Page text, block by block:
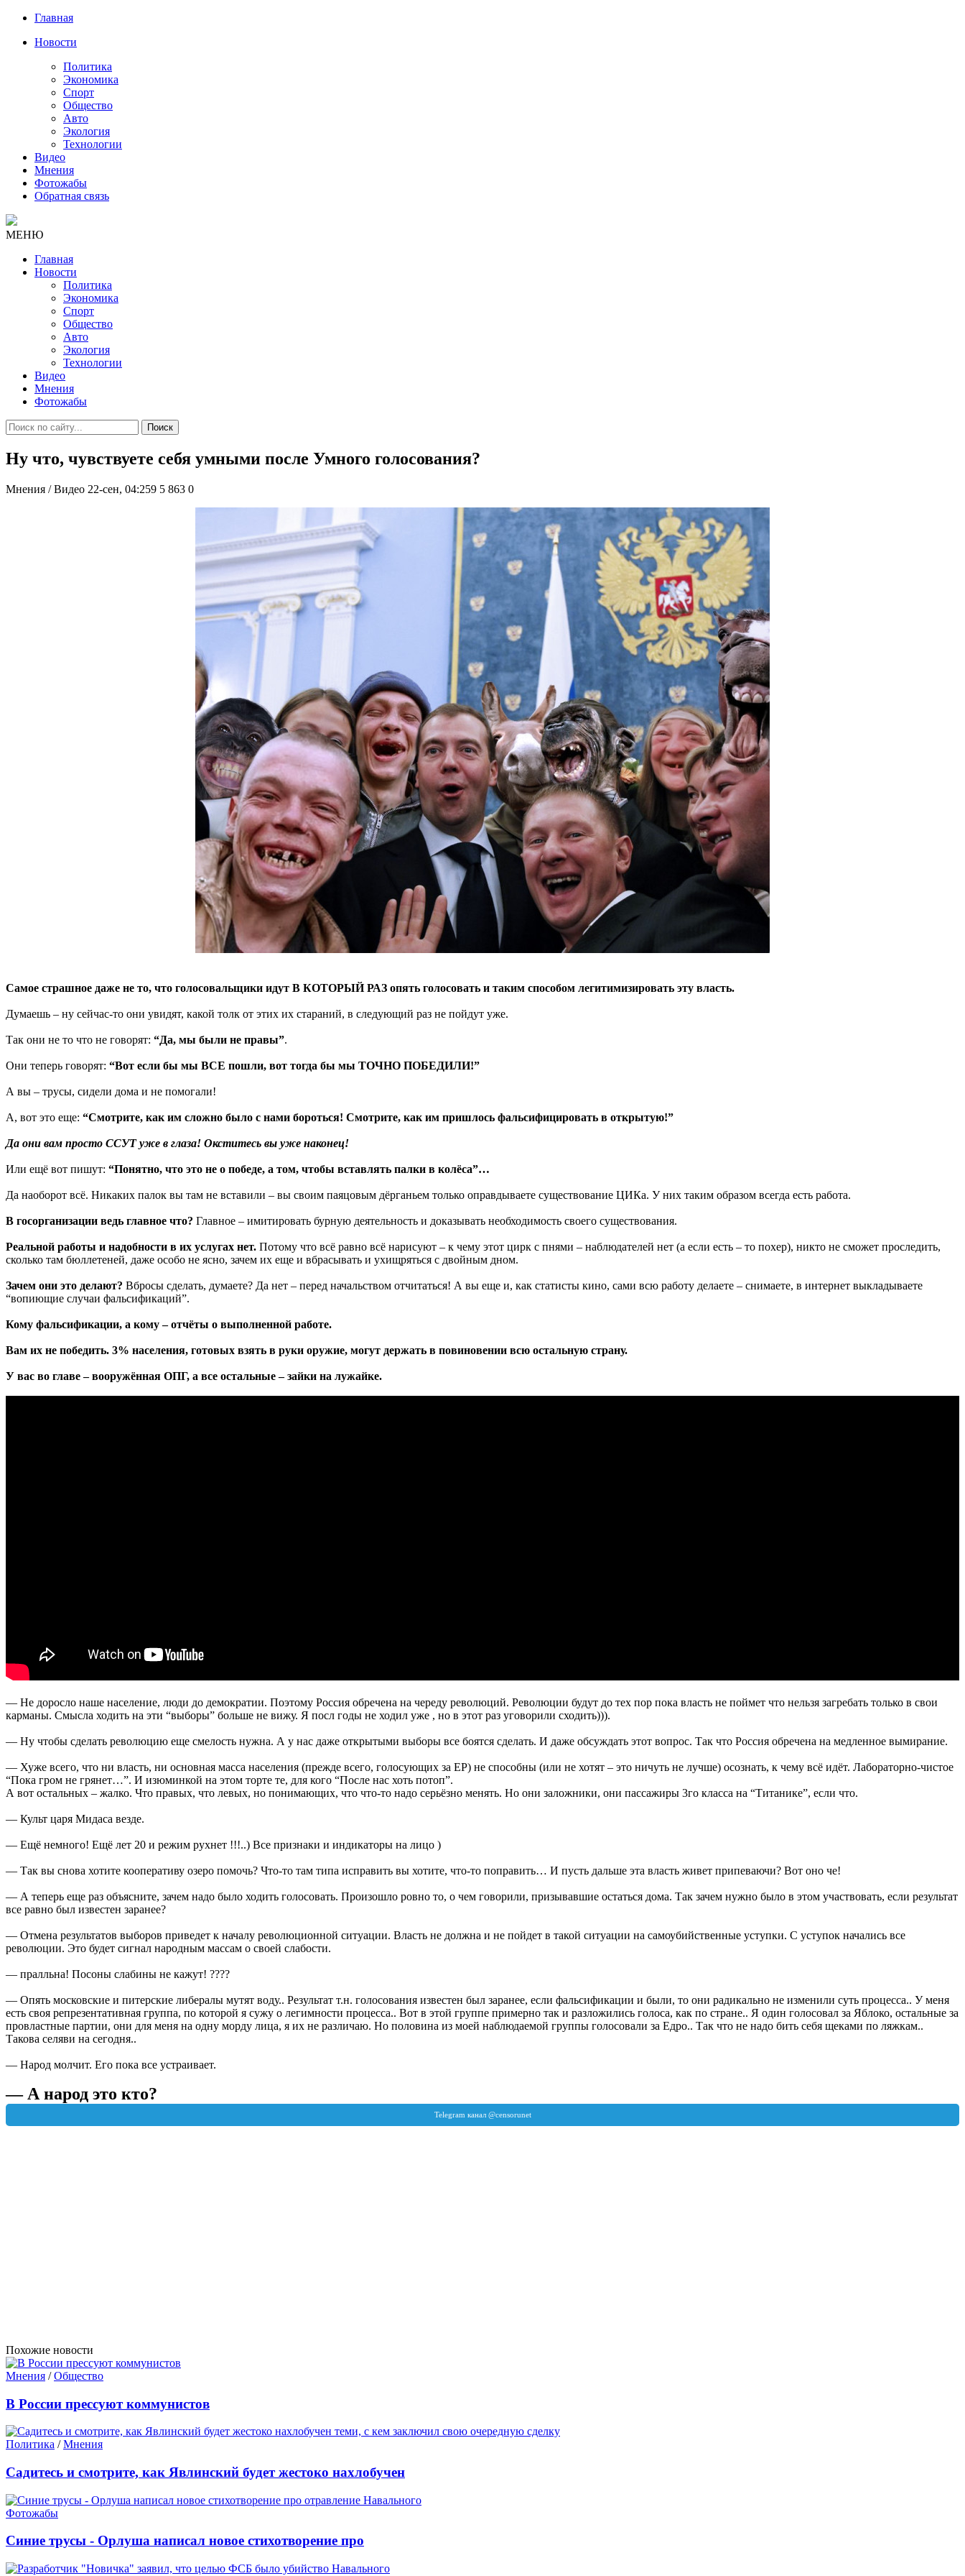
Главная
Новости
Политика
Экономика
Спорт
Общество
Авто
Экология
Технологии
Видео
Мнения
Фотожабы
Обратная связь
МЕНЮ
Главная
Новости
Политика
Экономика
Спорт
Общество
Авто
Экология
Технологии
Видео
Мнения
Фотожабы
Поиск
Ну что, чувствуете себя умными после Умного голосования?
Мнения / Видео 22-сен, 04:259 5 863 0
Самое страшное даже не то, что голосовальщики идут В КОТОРЫЙ РАЗ опять голосовать и таким способом легитимизировать эту власть.
Думаешь – ну сейчас-то они увидят, какой толк от этих их стараний, в следующий раз не пойдут уже.
Так они не то что не говорят: “Да, мы были не правы”.
Они теперь говорят: “Вот если бы мы ВСЕ пошли, вот тогда бы мы ТОЧНО ПОБЕДИЛИ!”
А вы – трусы, сидели дома и не помогали!
А, вот это еще: “Смотрите, как им сложно было с нами бороться! Смотрите, как им пришлось фальсифицировать в открытую!”
Да они вам просто ССУТ уже в глаза! Окститесь вы уже наконец!
Или ещё вот пишут: “Понятно, что это не о победе, а том, чтобы вставлять палки в колёса”…
Да наоборот всё. Никаких палок вы там не вставили – вы своим паяцовым дёрганьем только оправдываете существование ЦИКа. У них таким образом всегда есть работа.
В госорганизации ведь главное что? Главное – имитировать бурную деятельность и доказывать необходимость своего существования.
Реальной работы и надобности в их услугах нет. Потому что всё равно всё нарисуют – к чему этот цирк с пнями – наблюдателей нет (а если есть – то похер), никто не сможет проследить,
сколько там бюллетеней, даже особо не ясно, зачем их еще и вбрасывать и ухищряться с двойным дном.
Зачем они это делают? Вбросы сделать, думаете? Да нет – перед начальством отчитаться! А вы еще и, как статисты кино, сами всю работу делаете – снимаете, в интернет выкладываете
“вопиющие случаи фальсификаций”.
Кому фальсификации, а кому – отчёты о выполненной работе.
Вам их не победить. 3% населения, готовых взять в руки оружие, могут держать в повиновении всю остальную страну.
У вас во главе – вооружённая ОПГ, а все остальные – зайки на лужайке.
— Не доросло наше население, люди до демократии. Поэтому Россия обречена на череду революций. Революции будут до тех пор пока власть не поймет что нельзя загребать только в свои
карманы. Смысла ходить на эти “выборы” больше не вижу. Я посл годы не ходил уже , но в этот раз уговорили сходить))).
— Ну чтобы сделать революцию еще смелость нужна. А у нас даже открытыми выборы все боятся сделать. И даже обсуждать этот вопрос. Так что Россия обречена на медленное вымирание.
— Хуже всего, что ни власть, ни основная масса населения (прежде всего, голосующих за ЕР) не способны (или не хотят – это ничуть не лучше) осознать, к чему всё идёт. Лабораторно-чистое
“Пока гром не грянет…”. И изюминкой на этом торте те, для кого “После нас хоть потоп”.
А вот остальных – жалко. Что правых, что левых, но понимающих, что что-то надо серьёзно менять. Но они заложники, они пассажиры 3го класса на “Титанике”, если что.
— Культ царя Мидаса везде.
— Ещё немного! Ещё лет 20 и режим рухнет !!!..) Все признаки и индикаторы на лицо )
— Так вы снова хотите кооперативу озеро помочь? Что-то там типа исправить вы хотите, что-то поправить… И пусть дальше эта власть живет припеваючи? Вот оно че!
— А теперь еще раз объясните, зачем надо было ходить голосовать. Произошло ровно то, о чем говорили, призывавшие остаться дома. Так зачем нужно было в этом участвовать, если результат
все равно был известен заранее?
— Отмена результатов выборов приведет к началу революционной ситуации. Власть не должна и не пойдет в такой ситуации на самоубийственные уступки. С уступок начались все
революции. Это будет сигнал народным массам о своей слабости.
— пралльна! Посоны слабины не кажут! ????
— Опять московские и питерские либералы мутят воду.. Результат т.н. голосования известен был заранее, если фальсификации и были, то они радикально не изменили суть процесса.. У меня
есть своя репрезентативная группа, по которой я сужу о легимности процесса.. Вот в этой группе примерно так и разложились голоса, как по стране.. Я один голосовал за Яблоко, остальные за
провластные партии, они для меня на одну морду лица, я их не различаю. Но половина из моей наблюдаемой группы голосовали за Едро.. Так что не надо бить себя щеками по ляжкам..
Такова селяви на сегодня..
— Народ молчит. Его пока все устраивает.
— А народ это кто?
Похожие новости
Мнения /Общество
В России прессуют коммунистов
Политика /Мнения
Садитесь и смотрите, как Явлинский будет жестоко нахлобучен
Фотожабы
Синие трусы - Орлуша написал новое стихотворение про